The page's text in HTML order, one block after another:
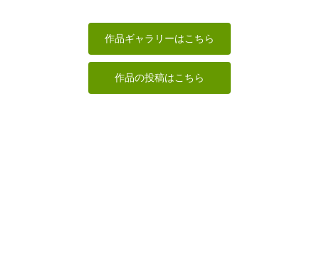
聖観音菩薩
上半身像
作品ギャラリーはこちら
作品の投稿はこちら